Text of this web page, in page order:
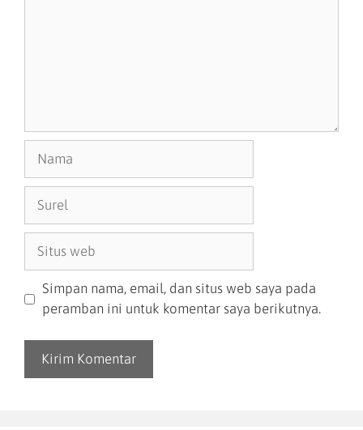
Simpan nama, email, dan situs web saya pada
peramban ini untuk komentar saya berikutnya.